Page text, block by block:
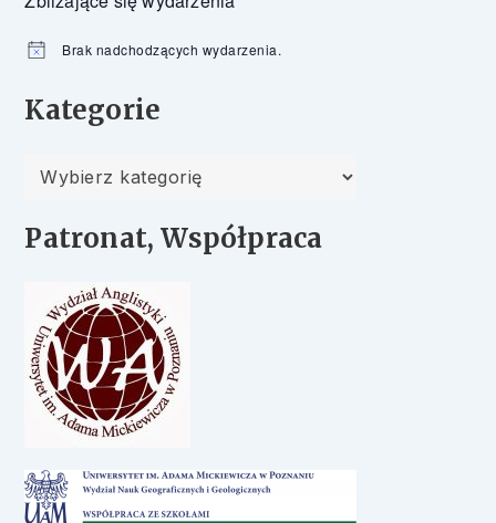
Powiadomienie
Brak nadchodzących wydarzenia.
Kategorie
Kategorie
Patronat, Współpraca